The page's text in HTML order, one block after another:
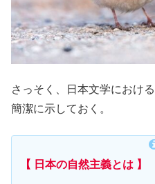
さっそく、日本文学におけ
簡潔に示しておく。
【 日本の自然主義とは 】